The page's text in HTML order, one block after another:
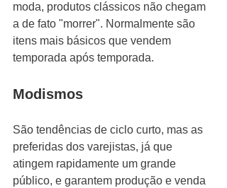
moda, produtos clássicos não chegam
a de fato "morrer". Normalmente são
itens mais básicos que vendem
temporada após temporada.
Modismos
São tendências de ciclo curto, mas as
preferidas dos varejistas, já que
atingem rapidamente um grande
público, e garantem produção e venda